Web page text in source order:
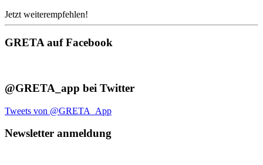
Jetzt weiterempfehlen!
GRETA auf Facebook
@GRETA_app bei Twitter
Tweets von @GRETA_App
Newsletter anmeldung